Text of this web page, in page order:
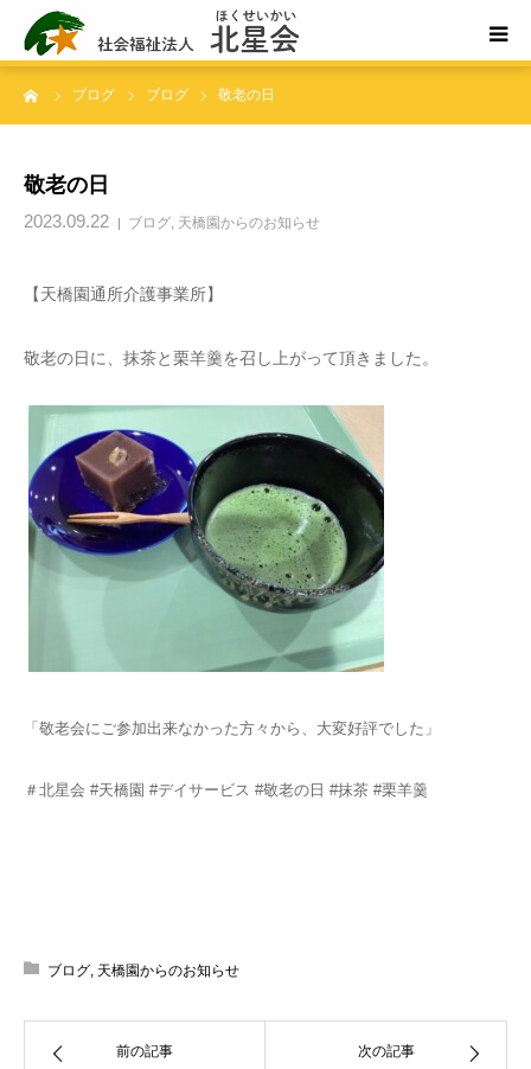
ブログ ブログ 敬老の日
敬老の日
2023.09.22 ブログ, 天橋園からのお知らせ
【天橋園通所介護事業所】
敬老の日に、抹茶と栗羊羹を召し上がって頂きました。
「敬老会にご参加出来なかった方々から、大変好評でした」
＃北星会 #天橋園 #デイサービス #敬老の日 #抹茶 #栗羊羹
ブログ, 天橋園からのお知らせ
前の記事 次の記事
ホーム
事業所案内・ご利用案内
お問い合わせ